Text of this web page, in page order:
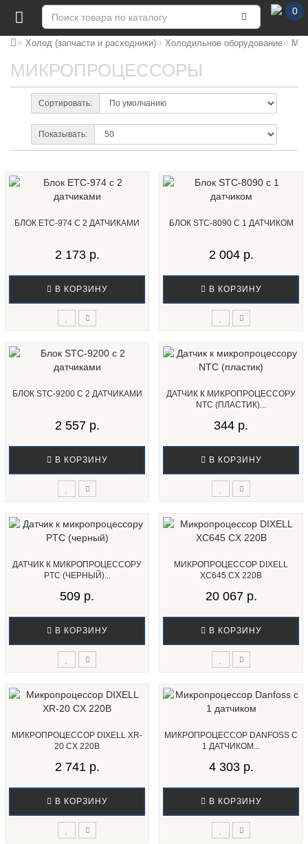
0
Холод (запчасти и расходники) Холодильное оборудование
МИКРОПРОЦЕССОРЫ
Сортировать:
Показывать:
БЛОК ETC-974 С 2 ДАТЧИКАМИ
2 173 р.
В КОРЗИНУ
БЛОК STC-8090 С 1 ДАТЧИКОМ
2 004 р.
В КОРЗИНУ
БЛОК STC-9200 С 2 ДАТЧИКАМИ
2 557 р.
В КОРЗИНУ
ДАТЧИК К МИКРОПРОЦЕССОРУ
NTC (ПЛАСТИК)...
344 р.
В КОРЗИНУ
ДАТЧИК К МИКРОПРОЦЕССОРУ
PTC (ЧЕРНЫЙ)...
509 р.
В КОРЗИНУ
МИКРОПРОЦЕССОР DIXELL
XC645 CX 220В
20 067 р.
В КОРЗИНУ
МИКРОПРОЦЕССОР DIXELL XR-
20 CX 220В
2 741 р.
В КОРЗИНУ
МИКРОПРОЦЕССОР DANFOSS С
1 ДАТЧИКОМ...
4 303 р.
В КОРЗИНУ